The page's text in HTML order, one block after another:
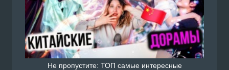
Не пропустите: ТОП самые интересные